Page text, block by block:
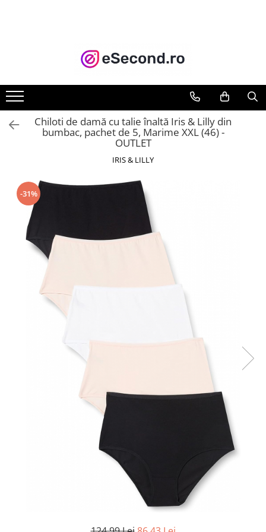
Accesorii Auto
Anvelope & Jante
Covorase auto
Echipamente pentru Atelier
Intretinere & Cosmetica auto
Reparatii si echipamente auto
Trotinete electrice
Casa, Gradina & Bricolaj
Accesorii usi
Bucatarie & Servire
Curatenie si intretinere
Decoratiuni
Gradinarit
Hobby-uri creative
Kit-uri automatizari porti si usi
Mobila gradina & terasa
Organizare si depozitare
Chiloti de damă cu talie înaltă Iris & Lilly din
bumbac, pachet de 5, Marime XXL (46) -
OUTLET
IRIS & LILLY
-31%